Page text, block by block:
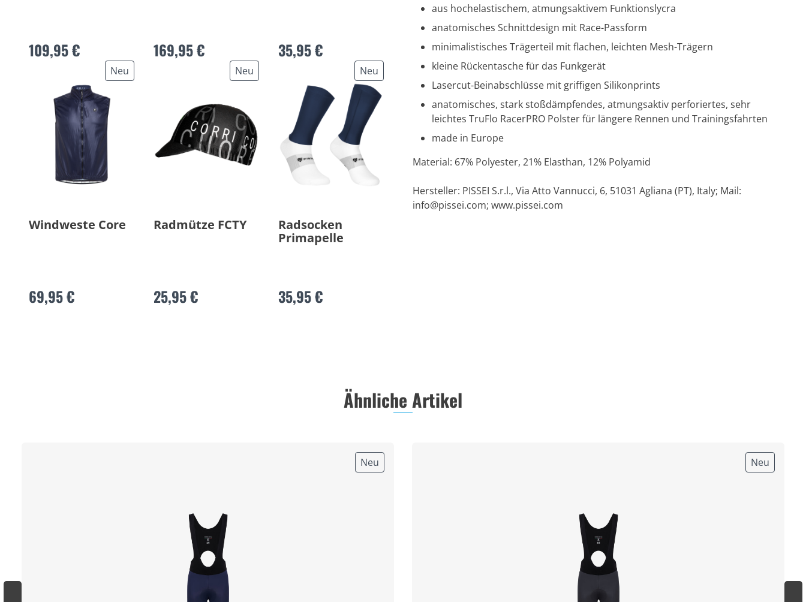
109,95 € 169,95 € 35,95 €
Neu
Windweste Core
69,95 €
Neu
Radmütze FCTY
25,95 €
Neu
Radsocken
Primapelle
35,95 €
aus hochelastischem, atmungsaktivem Funktionslycra
anatomisches Schnittdesign mit Race-Passform
minimalistisches Trägerteil mit flachen, leichten Mesh-Trägern
kleine Rückentasche für das Funkgerät
Lasercut-Beinabschlüsse mit griffigen Silikonprints
anatomisches, stark stoßdämpfendes, atmungsaktiv perforiertes, sehr
leichtes TruFlo RacerPRO Polster für längere Rennen und Trainingsfahrten
made in Europe
Material: 67% Polyester, 21% Elasthan, 12% Polyamid
Hersteller: PISSEI S.r.l., Via Atto Vannucci, 6, 51031 Agliana (PT), Italy; Mail:
info@pissei.com; www.pissei.com
Ähnliche Artikel
Neu Neu